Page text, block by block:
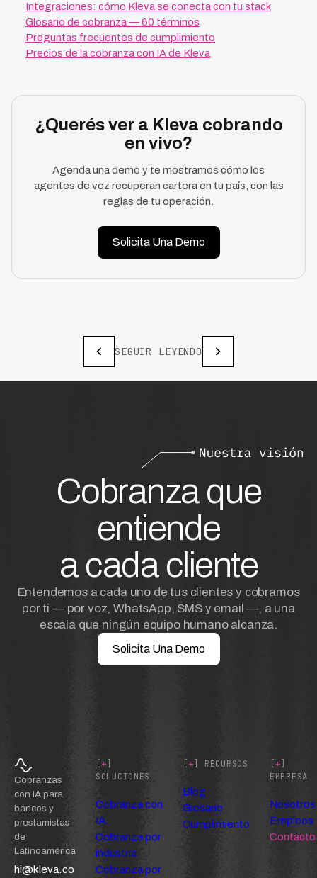
Integraciones: cómo Kleva se conecta con tu stack
Glosario de cobranza — 60 términos
Preguntas frecuentes de cumplimiento
Precios de la cobranza con IA de Kleva
¿Querés ver a Kleva cobrando
en vivo?
Agenda una demo y te mostramos cómo los
agentes de voz recuperan cartera en tu país, con las
reglas de tu operación.
Solicita Una Demo
SEGUIR LEYENDO
Cobranza que
entiende
a cada cliente
Entendemos a cada uno de tus clientes y cobramos
por ti — por voz, WhatsApp, SMS y email —, a una
escala que ningún equipo humano alcanza.
Solicita Una Demo
Cobranzas
con IA para
bancos y
prestamistas
de
Latinoamérica
hi@kleva.co
[+]
SOLUCIONES
Cobranza con
IA
Cobranza por
industria
Cobranza por
[+] RECURSOS
Blog
Glosario
Cumplimiento
[+]
EMPRESA
Nosotros
Empleos
Contacto